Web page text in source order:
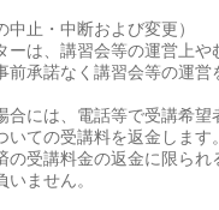
中止・中断および変更）
ーは、講習会等の運営上
前承諾なく講習会等の運営
合には、電話等で受講希
いての受講料を返金します
の受講料金の返金に限られ
ません。